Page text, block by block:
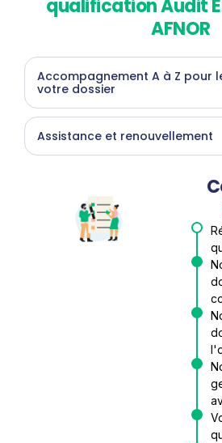
qualification Audit
AFNOR
Accompagnement A à Z pour
votre dossier
Assistance et renouvellement